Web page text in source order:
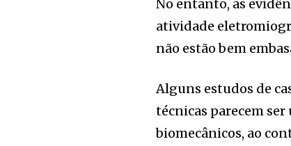
No entanto, as
atividade
não estão bem
Alguns estudos de
técnicas parecem
biomecânicos, ao